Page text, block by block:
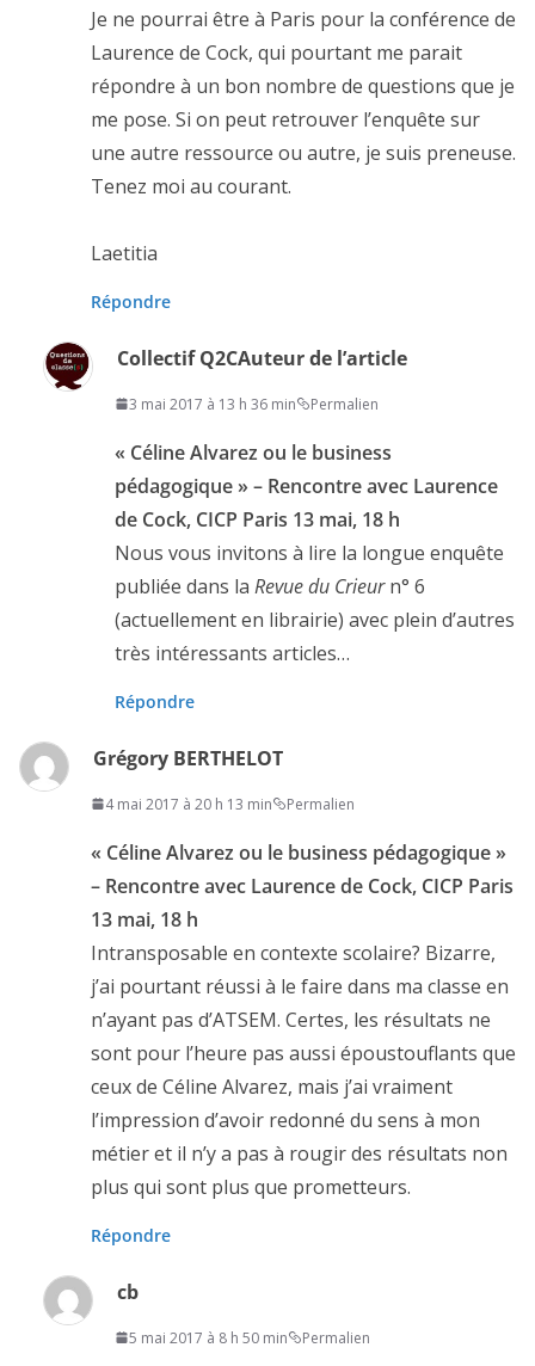
Je ne pourrai être à Paris pour la conférence de
Laurence de Cock, qui pourtant me parait
répondre à un bon nombre de questions que je
me pose. Si on peut retrouver l’enquête sur
une autre ressource ou autre, je suis preneuse.
Tenez moi au courant.
Laetitia
Répondre
Collectif Q2CAuteur de l’article
3 mai 2017 à 13 h 36 min Permalien
« Céline Alvarez ou le business
pédagogique » – Rencontre avec Laurence
de Cock, CICP Paris 13 mai, 18 h
Nous vous invitons à lire la longue enquête
publiée dans la Revue du Crieurn° 6
(actuellement en librairie) avec plein d’autres
très intéressants articles…
Répondre
Grégory BERTHELOT
4 mai 2017 à 20 h 13 min Permalien
« Céline Alvarez ou le business pédagogique »
– Rencontre avec Laurence de Cock, CICP Paris
13 mai, 18 h
Intransposable en contexte scolaire? Bizarre,
j’ai pourtant réussi à le faire dans ma classe en
n’ayant pas d’ATSEM. Certes, les résultats ne
sont pour l’heure pas aussi époustouflants que
ceux de Céline Alvarez, mais j’ai vraiment
l’impression d’avoir redonné du sens à mon
métier et il n’y a pas à rougir des résultats non
plus qui sont plus que prometteurs.
Répondre
cb
5 mai 2017 à 8 h 50 min Permalien